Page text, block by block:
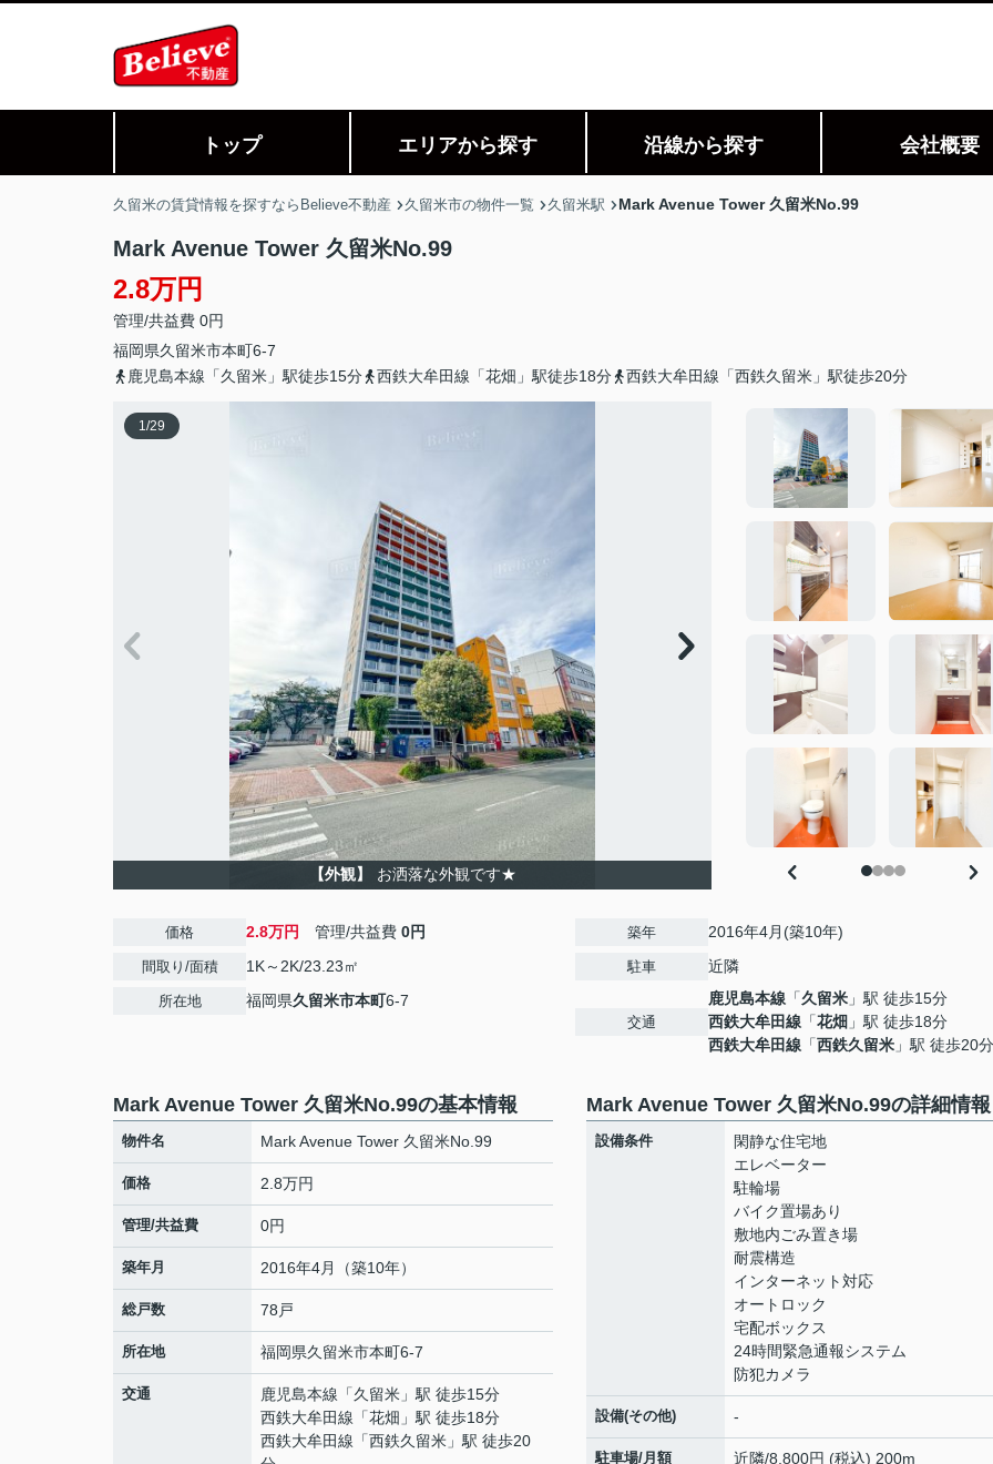
トップ エリアから探す 沿線から探す 会社概要
久留米の賃貸情報を探すならBelieve不動産 久留米市の物件一覧 久留米駅 Mark Avenue Tower 久留米No.99
Mark Avenue Tower 久留米No.99
2.8万円
管理/共益費 0円
福岡県久留米市本町6-7
鹿児島本線「久留米」駅徒歩15分
西鉄大牟田線「花畑」駅徒歩18分 西鉄大牟田線「西鉄久留米」駅徒歩20分
1/29
【外観】 お洒落な外観です★
価格 2.8万円 管理/共益費 0円
間取り/面積 1K～2K/23.23㎡
所在地 福岡県久留米市本町6-7
築年 2016年4月(築10年)
駐車 近隣
交通
鹿児島本線 「久留米 」駅 徒歩15分
西鉄大牟田線 「花畑 」駅 徒歩18分
西鉄大牟田線 「西鉄久留米 」駅 徒歩20分
Mark Avenue Tower 久留米No.99の基本情報
物件名 Mark Avenue Tower 久留米No.99
価格 2.8万円
管理/共益費 0円
築年月 2016年4月（築10年）
総戸数 78戸
所在地 福岡県久留米市本町6-7
交通 鹿児島本線 「久留米 」駅 徒歩15分
西鉄大牟田線 「花畑 」駅 徒歩18分
西鉄大牟田線 「西鉄久留米 」駅 徒歩20
Mark Avenue Tower 久留米No.99の詳細情報
設備条件
閑静な住宅地
エレベーター
駐輪場
バイク置場あり
敷地内ごみ置き場
耐震構造
インターネット対応
オートロック
宅配ボックス
24時間緊急通報システム
防犯カメラ
設備(その他) -
駐車場/月額 近隣/8,800円 (税込) 200m